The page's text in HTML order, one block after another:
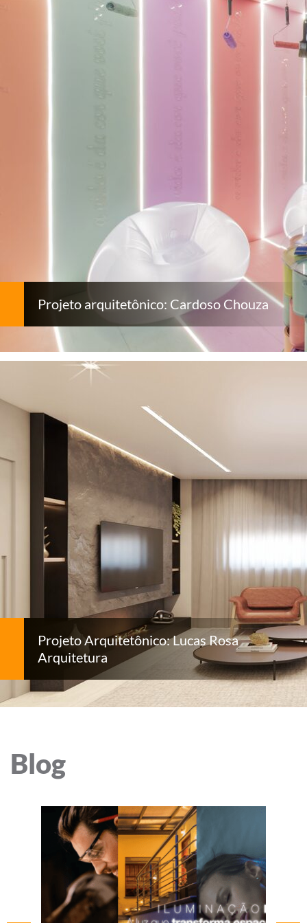
Projeto arquitetônico: Cardoso Chouza
Projeto Arquitetônico: Lucas Rosa
Arquitetura
Blog